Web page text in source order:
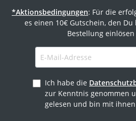
*Aktionsbedingungen: Für die
es einen 10€ Gutschein, den
Bestellung
Ich habe die
zur Kenntnis genommen
gelesen und bin mit